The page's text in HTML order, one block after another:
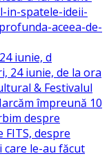
iunie, d